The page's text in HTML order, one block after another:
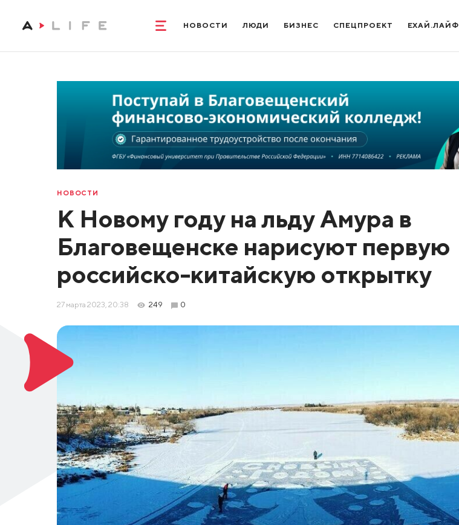
НОВОСТИ ЛЮДИ БИЗНЕС СПЕЦПРОЕКТ ЕХАЙ.ЛАЙФ
НОВОСТИ
К Новому году на льду Амура в
Благовещенске нарисуют первую
российско-китайскую открытку
27 марта 2023, 20:38 249 0